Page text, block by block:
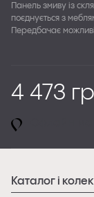
Панель змиву із
поєднується з
Передбачає
4 473
Каталог і